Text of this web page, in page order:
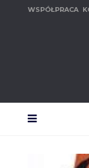
WSPÓŁPRACA